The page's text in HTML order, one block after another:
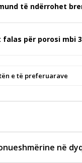
të ndërrohet
për porosi mbi
e të preferuarave
në